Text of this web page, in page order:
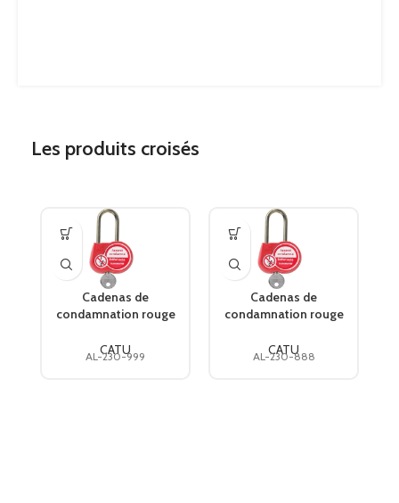
Les produits croisés
Cadenas de
condamnation rouge
CATU
AL-230-999
Cadenas de
condamnation rouge
CATU
AL-230-888